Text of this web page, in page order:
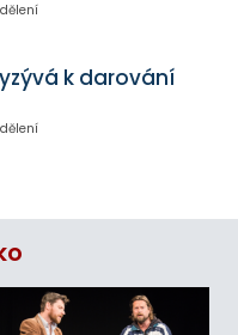
k darování